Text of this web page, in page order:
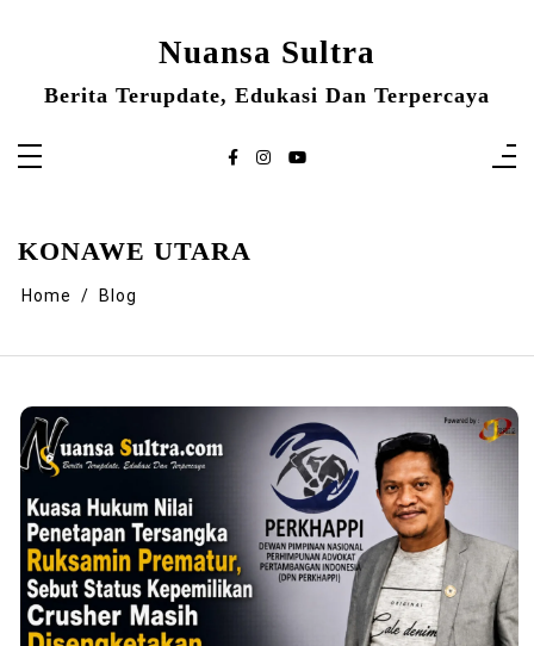
Nuansa Sultra
Berita Terupdate, Edukasi Dan Terpercaya
KONAWE UTARA
Home Blog